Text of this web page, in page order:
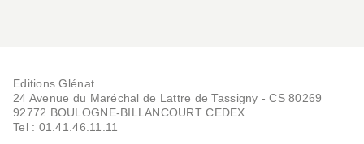
Editions Glénat
24 Avenue du Maréchal de Lattre de Tassigny - CS 80269
92772 BOULOGNE-BILLANCOURT CEDEX
Tel : 01.41.46.11.11